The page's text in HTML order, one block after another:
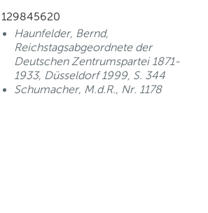
129845620
Haunfelder, Bernd,
Reichstagsabgeordnete der
Deutschen Zentrumspartei 1871-
1933, Düsseldorf 1999, S. 344
Schumacher, M.d.R., Nr. 1178